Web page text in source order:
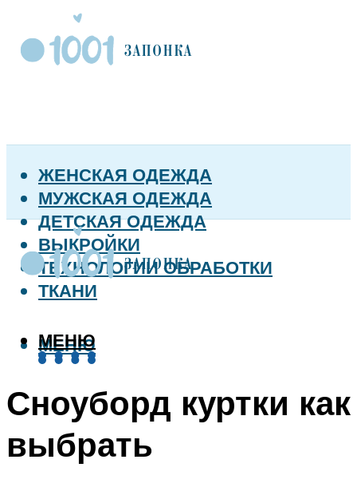
ЖЕНСКАЯ ОДЕЖДА
МУЖСКАЯ ОДЕЖДА
ДЕТСКАЯ ОДЕЖДА
ВЫКРОЙКИ
ТЕХНОЛОГИИ ОБРАБОТКИ
ТКАНИ
МЕНЮ
МЕНЮ
Сноуборд куртки как
выбрать